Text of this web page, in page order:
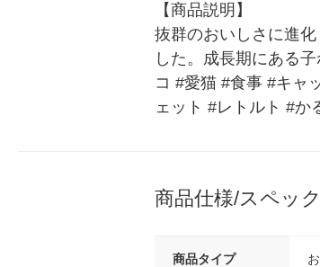
【商品説明】
抜群のおいしさに進
した。成長期にある
コ #愛猫 #食事 #キャ
ェット #レトルト #か
商品仕様/スペック
商品タイプ